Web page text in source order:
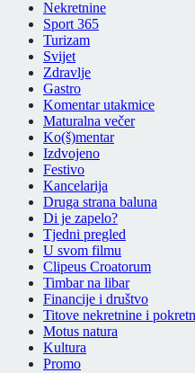
Nekretnine
Sport 365
Turizam
Svijet
Zdravlje
Gastro
Komentar utakmice
Maturalna večer
Ko(š)mentar
Izdvojeno
Festivo
Kancelarija
Druga strana baluna
Di je zapelo?
Tjedni pregled
U svom filmu
Clipeus Croatorum
Timbar na libar
Financije i društvo
Titove nekretnine i
Motus natura
Kultura
Promo